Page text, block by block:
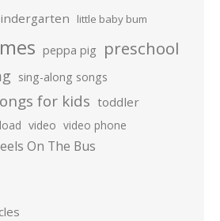
little baby bum
peppa pig preschool
sing-along songs
for kids toddler
video video phone
On The Bus